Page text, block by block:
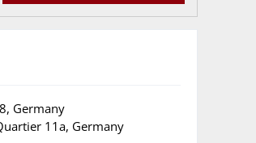
Germany
11a, Germany